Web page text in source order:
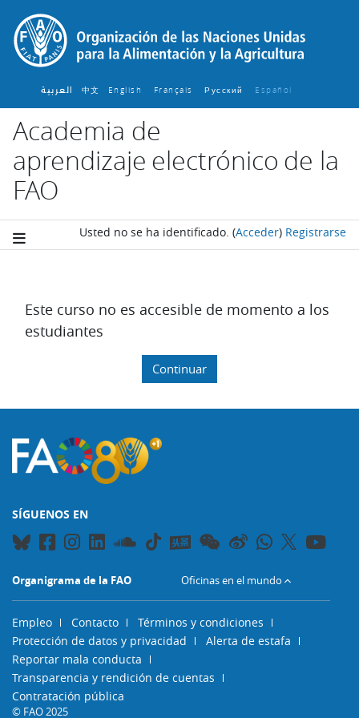
Salta al contenido principal
العربية 中文 English ‎ Français ‎ Русский ‎ Español ‎
Academia de
aprendizaje electrónico de la
FAO
Usted no se ha identificado. (Acceder) Registrarse
Este curso no es accesible de momento a los
estudiantes
Continuar
SÍGUENOS EN
Organigrama de la FAO Oficinas en el mundo
Empleo Contacto
Términos y condiciones
Protección de datos y privacidad
Alerta de estafa
Reportar mala conducta
Transparencia y rendición de cuentas
Contratación pública
© FAO 2025